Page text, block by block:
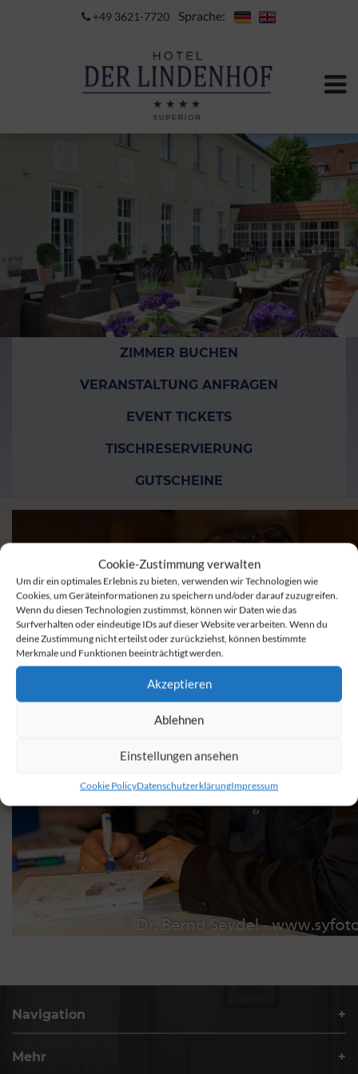
Cookie-Zustimmung verwalten
Um dir ein optimales Erlebnis zu bieten, verwenden wir Technologien wie
Cookies, um Geräteinformationen zu speichern und/oder darauf zuzugreifen.
Wenn du diesen Technologien zustimmst, können wir Daten wie das
Surfverhalten oder eindeutige IDs auf dieser Website verarbeiten. Wenn du
deine Zustimmung nicht erteilst oder zurückziehst, können bestimmte
Merkmale und Funktionen beeinträchtigt werden.
Akzeptieren
Ablehnen
Einstellungen ansehen
Cookie PolicyDatenschutzerklärungImpressum
+49 3621-7720 Sprache:
ZIMMER BUCHEN
VERANSTALTUNG ANFRAGEN
EVENT TICKETS
TISCHRESERVIERUNG
GUTSCHEINE
Navigation
Mehr